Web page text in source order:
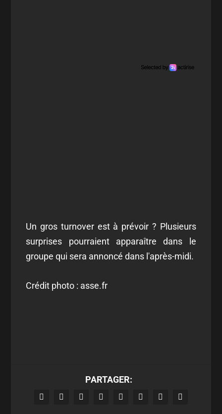
Un gros turnover est à prévoir ? Plusieurs
surprises pourraient apparaître dans le
groupe qui sera annoncé dans l'après-midi.
Crédit photo : asse.fr
PARTAGER: